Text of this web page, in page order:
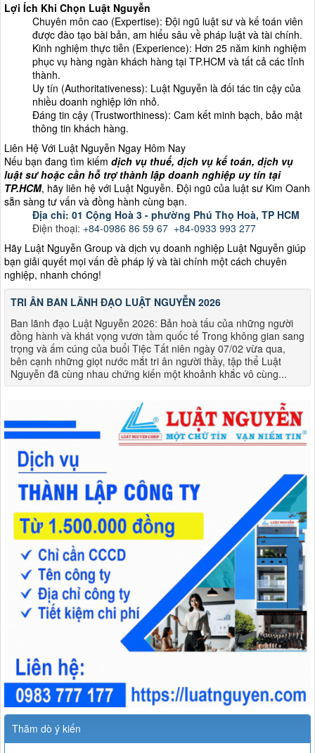
Lợi Ích Khi Chọn Luật Nguyễn
Chuyên môn cao (Expertise): Đội ngũ luật sư và kế toán viên
được đào tạo bài bản, am hiểu sâu về pháp luật và tài chính.
Kinh nghiệm thực tiễn (Experience): Hơn 25 năm kinh nghiệm
phục vụ hàng ngàn khách hàng tại TP.HCM và tất cả các tỉnh
thành.
Uy tín (Authoritativeness): Luật Nguyễn là đối tác tin cậy của
nhiều doanh nghiệp lớn nhỏ.
Đáng tin cậy (Trustworthiness): Cam kết minh bạch, bảo mật
thông tin khách hàng.
Liên Hệ Với Luật Nguyễn Ngay Hôm Nay
Nếu bạn đang tìm kiếm dịch vụ thuế, dịch vụ kế toán, dịch vụ
luật sư hoặc cần hỗ trợ thành lập doanh nghiệp uy tín tại
TP.HCM, hãy liên hệ với Luật Nguyễn. Đội ngũ của luật sư Kim Oanh
sẵn sàng tư vấn và đồng hành cùng bạn.
Địa chỉ: 01 Cộng Hoà 3 - phường Phú Thọ Hoà, TP HCM
Điện thoại: +84-0986 86 59 67 +84-0933 993 277
Hãy Luật Nguyễn Group và dịch vụ doanh nghiệp Luật Nguyễn giúp
bạn giải quyết mọi vấn đề pháp lý và tài chính một cách chuyên
nghiệp, nhanh chóng!
TRI ÂN BAN LÃNH ĐẠO LUẬT NGUYỄN 2026
Ban lãnh đạo Luật Nguyễn 2026: Bản hoà tấu của những người
đồng hành và khát vọng vươn tầm quốc tế Trong không gian sang
trọng và ấm cúng của buổi Tiệc Tất niên ngày 07/02 vừa qua,
bên cạnh những giọt nước mắt tri ân người thầy, tập thể Luật
Nguyễn đã cùng nhau chứng kiến một khoảnh khắc vô cùng...
Thăm dò ý kiến